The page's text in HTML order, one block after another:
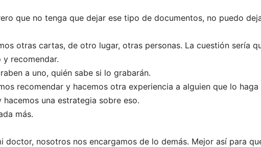
que no tenga que dejar ese tipo de documentos, no puedo
otras cartas, de otro lugar, otras personas. La cuestión sería
y recomendar.
a uno, quién sabe si lo grabarán.
recomendar y hacemos otra experiencia a alguien que lo haga
una estrategia sobre eso.
más.
doctor, nosotros nos encargamos de lo demás. Mejor así para